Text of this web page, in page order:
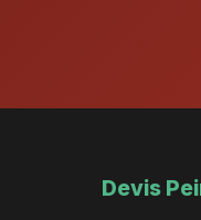
Devis